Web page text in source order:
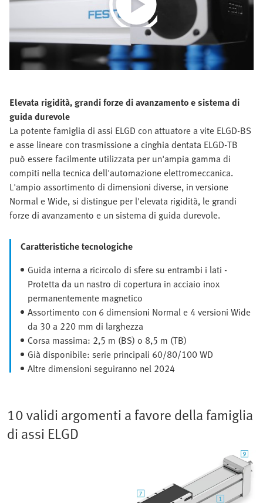
Play
Video
Elevata rigidità, grandi forze di avanzamento e sistema di
guida durevole
La potente famiglia di assi ELGD con attuatore a vite ELGD-BS
e asse lineare con trasmissione a cinghia dentata ELGD-TB
può essere facilmente utilizzata per un'ampia gamma di
compiti nella tecnica dell'automazione elettromeccanica.
L'ampio assortimento di dimensioni diverse, in versione
Normal e Wide, si distingue per l'elevata rigidità, le grandi
forze di avanzamento e un sistema di guida durevole.
Caratteristiche tecnologiche
Guida interna a ricircolo di sfere su entrambi i lati -
Protetta da un nastro di copertura in acciaio inox
permanentemente magnetico
Assortimento con 6 dimensioni Normal e 4 versioni Wide
da 30 a 220 mm di larghezza
Corsa massima: 2,5 m (BS) o 8,5 m (TB)
Già disponibile: serie principali 60/80/100 WD
Altre dimensioni seguiranno nel 2024
10 validi argomenti a favore della famiglia
di assi ELGD